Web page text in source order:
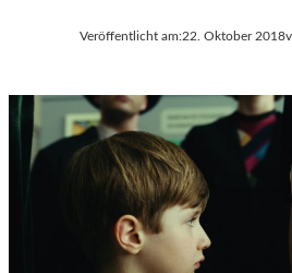
Veröffentlicht am:22. Oktober 2018